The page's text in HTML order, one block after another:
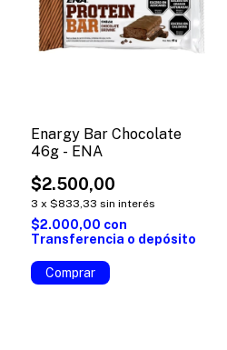
Enargy Bar Chocolate
46g - ENA
$2.500,00
3 x $833,33 sin interés
$2.000,00 con
Transferencia o depósito
Comprar